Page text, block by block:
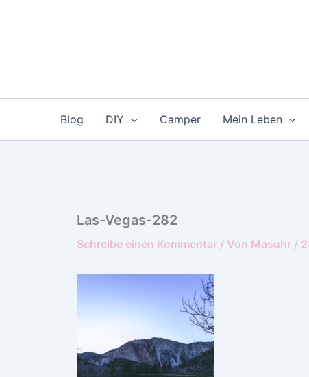
Blog DIY Camper Mein Leben
Las-Vegas-282
Schreibe einen Kommentar / Von Masuhr /